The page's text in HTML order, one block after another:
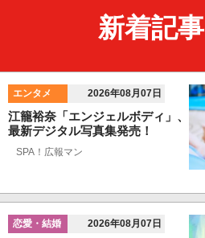
新着記事
エンタメ 2026年08月07日
江籠裕奈「エンジェルボディ」、
最新デジタル写真集発売！
SPA！広報マン
恋愛・結婚 2026年08月07日